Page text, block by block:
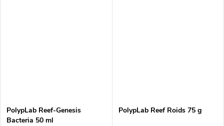
PolypLab Reef-Genesis
Bacteria 50 ml
PolypLab Reef Roids 75 g